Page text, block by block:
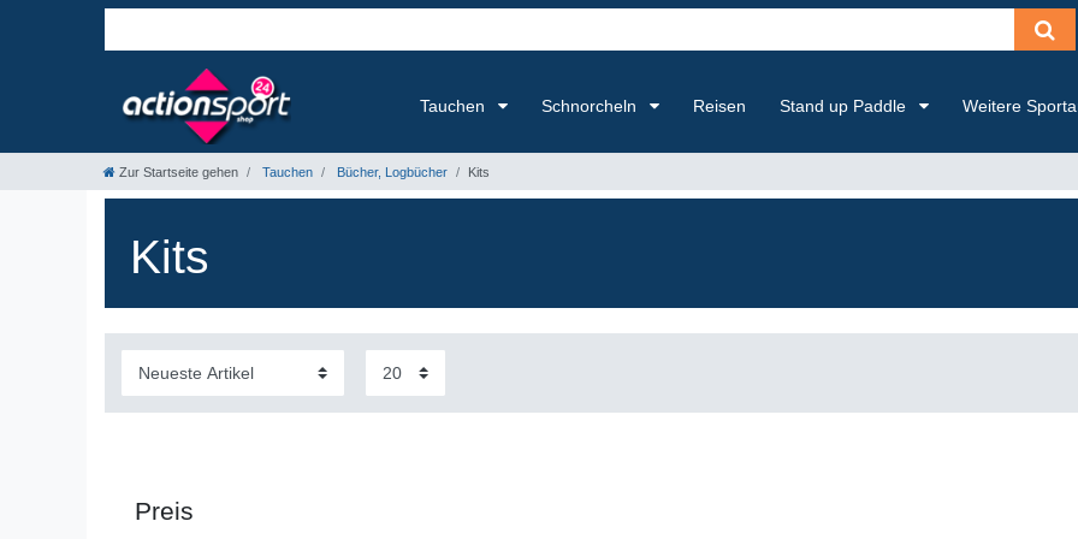
Tauchen Schnorcheln Reisen Stand up Paddle Weitere
Zur Startseite gehen Tauchen Bücher, Logbücher Kits
Kits
Preis